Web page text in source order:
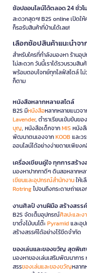
ช้อปออนไลน์ได้ตลอด 24 ชั่วโ
สะดวกสุดๆ! B2S online เปิด
ก็รอรับสินค้าที่บ้านได้เลย!
เลือกช้อปสินค้าแนะนำจา
สำหรับใครที่กำลังมองหา ร้านอุ
ไม่สะดวก วันนี้เราได้รวบรวมสิ
พร้อมตอบโจทย์ทุกไลฟ์สไตล์ ไ
ก็ตาม
หนังสือหลากหลายสไตล์
B2S มีหนังสือหลากหลายแนวจ
Lavender, ตำราเรียนเข้มข้นของ
บุญ, หนังสือเด็กจากMIS หนัง
พัฒนาตนเองจากKOOB และว
ออนไลน์ได้อย่างง่ายดายเพียง
เครื่องเขียนคู่ใจ ทุกการสร้า
มองหาปากกาดีๆ ดินสอหลากห
เขียนและอุปกรณ์สำนักงานให้เ
Rotringไปจนถึงกระดาษถ่ายเอ
งานศิลป์ งานฝีมือ สร้างสรร
B2S จัดเต็มอุปกรณ์ศิลปะและง
ขาตั้งไม้บนโต๊ะPyramidและอุ
สร้างสรรค์ได้อย่างไร้ขีดจำกัด
ของเล่นและของขวัญ สุดพิเ
มองหาของเล่นเสริมพัฒนาการ
สรรของเล่นและของขวัญหลาก